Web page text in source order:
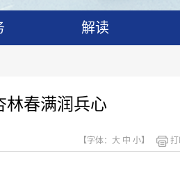
解读
林春满润兵心
【字体： 大 中 小】 打